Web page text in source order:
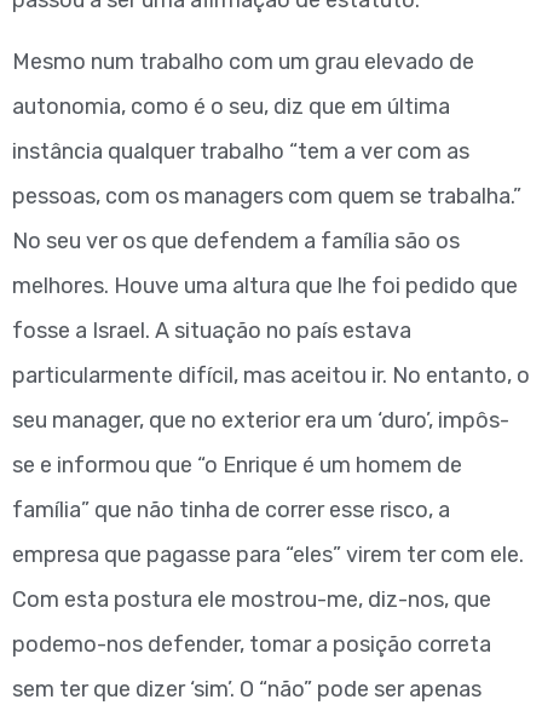
Mesmo num trabalho com um grau elevado de
autonomia, como é o seu, diz que em última
instância qualquer trabalho “tem a ver com as
pessoas, com os managers com quem se trabalha.”
No seu ver os que defendem a família são os
melhores. Houve uma altura que lhe foi pedido que
fosse a Israel. A situação no país estava
particularmente difícil, mas aceitou ir. No entanto, o
seu manager, que no exterior era um ‘duro’, impôs-
se e informou que “o Enrique é um homem de
família” que não tinha de correr esse risco, a
empresa que pagasse para “eles” virem ter com ele.
Com esta postura ele mostrou-me, diz-nos, que
podemo-nos defender, tomar a posição correta
sem ter que dizer ‘sim’. O “não” pode ser apenas